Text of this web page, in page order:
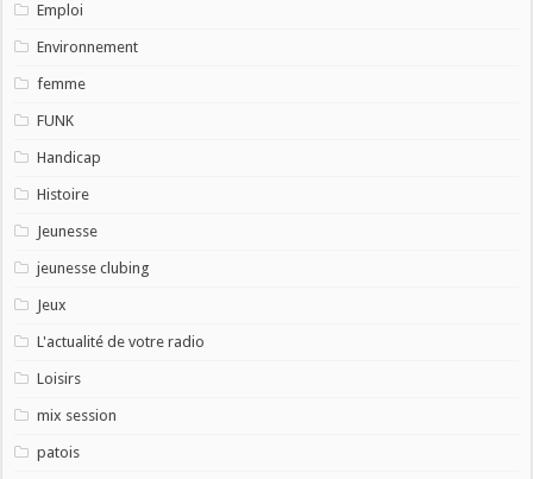
Emploi
Environnement
femme
FUNK
Handicap
Histoire
Jeunesse
jeunesse clubing
Jeux
L'actualité de votre radio
Loisirs
mix session
patois